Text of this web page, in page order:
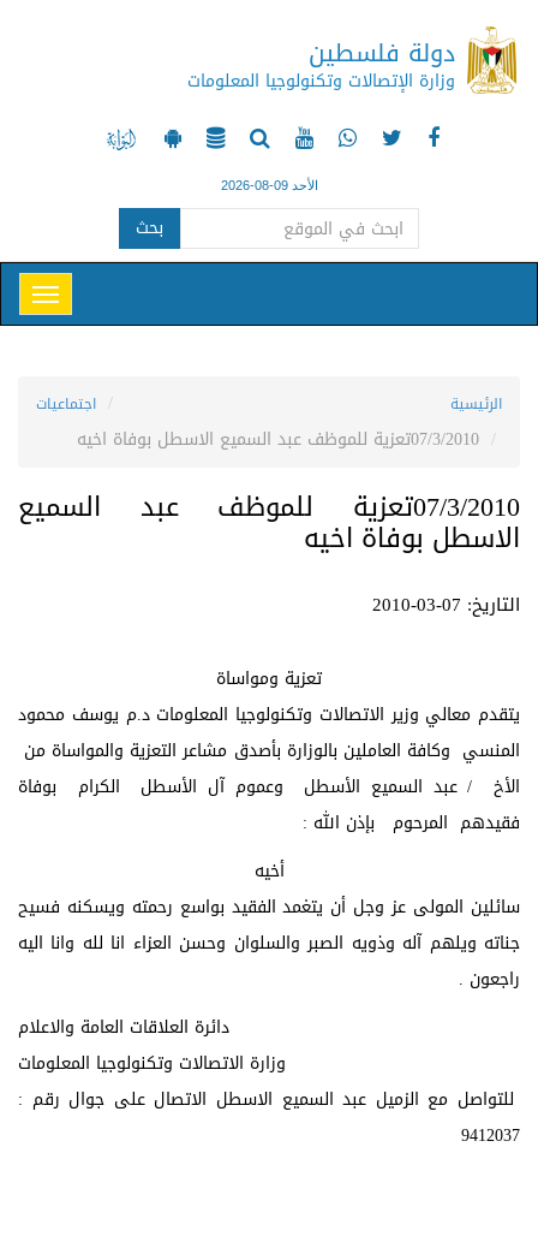
دولة فلسطين
وزارة الإتصالات وتكنولوجيا المعلومات
الأحد 09-08-2026
بحث
الرئيسية اجتماعيات
07/3/2010تعزية للموظف عبد السميع الاسطل بوفاة اخيه
07/3/2010تعزية للموظف عبد السميع
الاسطل بوفاة اخيه
التاريخ: 07-03-2010
تعزية ومواساة
يتقدم معالي وزير الاتصالات وتكنولوجيا المعلومات د.م يوسف محمود
المنسي وكافة العاملين بالوزارة بأصدق مشاعر التعزية والمواساة من
الأخ / عبد السميع الأسطل وعموم آل الأسطل الكرام بوفاة
فقيدهم المرحوم بإذن الله :
أخيه
سائلين المولى عز وجل أن يتغمد الفقيد بواسع رحمته ويسكنه فسيح
جناته ويلهم آله وذويه الصبر والسلوان وحسن العزاء انا لله وانا اليه
راجعون .
دائرة العلاقات العامة والاعلام
وزارة الاتصالات وتكنولوجيا المعلومات
للتواصل مع الزميل عبد السميع الاسطل الاتصال على جوال رقم :
9412037